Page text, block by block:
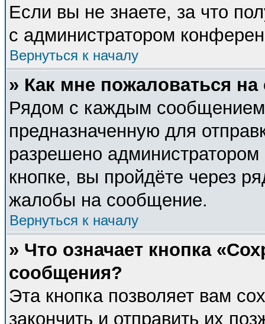
Если вы не знаете, за что
с администратором
Вернуться к началу
» Как мне пожаловаться
Рядом с каждым сообщением
предназначенную для
разрешено
кнопке, вы пройдёте через
жалобы на сообщение.
Вернуться к началу
» Что означает кнопка
сообщения?
Эта кнопка позволяет вам
закончить и отправить их